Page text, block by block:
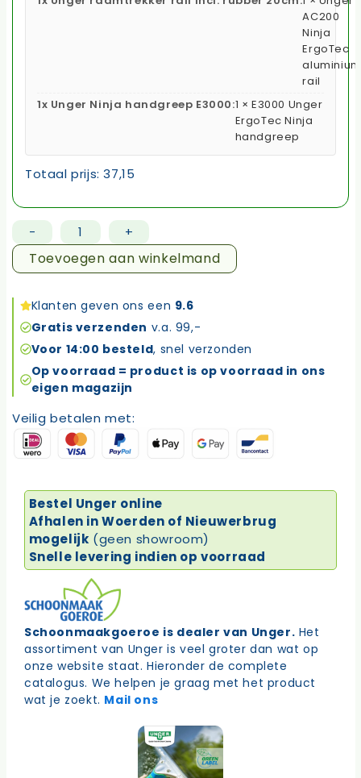
AC200
Ninja
ErgoTec
aluminium
rail
1x Unger Ninja handgreep E3000:1 × E3000 Unger
ErgoTec Ninja
handgreep
Totaal prijs:37,15
-
ErgoTec
Ninja
20cm
aantal
+
Toevoegen aan winkelmand
Klanten geven ons een 9.6
Gratis verzenden v.a. 99,-
Voor 14:00 besteld, snel verzonden
Op voorraad = product is op voorraad in ons
eigen magazijn
Veilig betalen met:
Bestel Unger online
Afhalen in Woerden of Nieuwerbrug
mogelijk (geen showroom)
Snelle levering indien op voorraad
Schoonmaakgoeroe is dealer van Unger. Het
assortiment van Unger is veel groter dan wat op
onze website staat. Hieronder de complete
catalogus. We helpen je graag met het product
wat je zoekt. Mail ons